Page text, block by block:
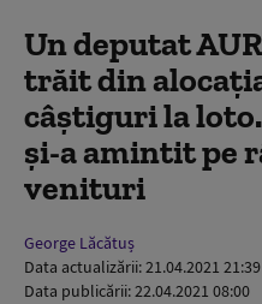
Un deputat
trăit din
câștiguri la
și-a amintit pe
venituri
George Lăcătuș
Data actualizării:21.04.2021 21:39
Data publicării:22.04.2021 08:00